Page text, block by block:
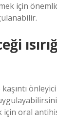
için
için oral